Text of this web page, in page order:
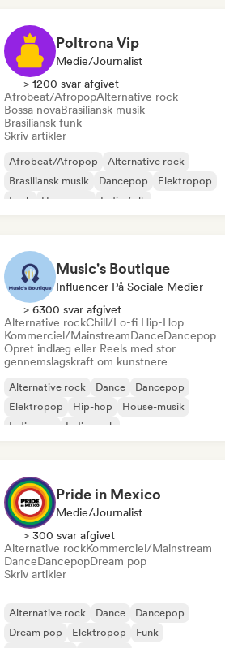
Poltrona Vip
Medie/journalist
> 1200 svar afgivet
Afrobeat/AfropopAlternative rock
Bossa novaBrasiliansk musik
Brasiliansk funk
Skriv artikler
Afrobeat/Afropop
Alternative rock
Brasiliansk musik
Dancepop
Elektropop
Funk
Hyperpop Indie-folk
Music's Boutique
Influencer På Sociale Medier
> 6300 svar afgivet
Alternative rockChill/Lo-fi Hip-Hop
Kommerciel/MainstreamDanceDancepop
Opret indlæg eller Reels med stor
gennemslagskraft om kunstnere
Alternative rock Dance
Dancepop
Elektropop
Hip-hop
House-musik
Indie-pop
Indie-rock
Pride in Mexico
Medie/journalist
> 300 svar afgivet
Alternative rockKommerciel/Mainstream
DanceDancepopDream pop
Skriv artikler
Alternative rock Dance
Dancepop
Dream pop
Elektropop
Funk